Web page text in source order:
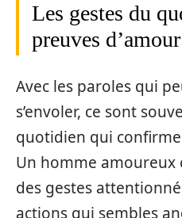
Les gestes du
preuves d’amour
Avec les paroles qui
s’envoler, ce sont
quotidien qui
Un homme amoureux
des gestes
actions qui sembles